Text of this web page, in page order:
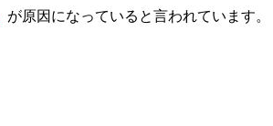
が原因になっていると言われています。